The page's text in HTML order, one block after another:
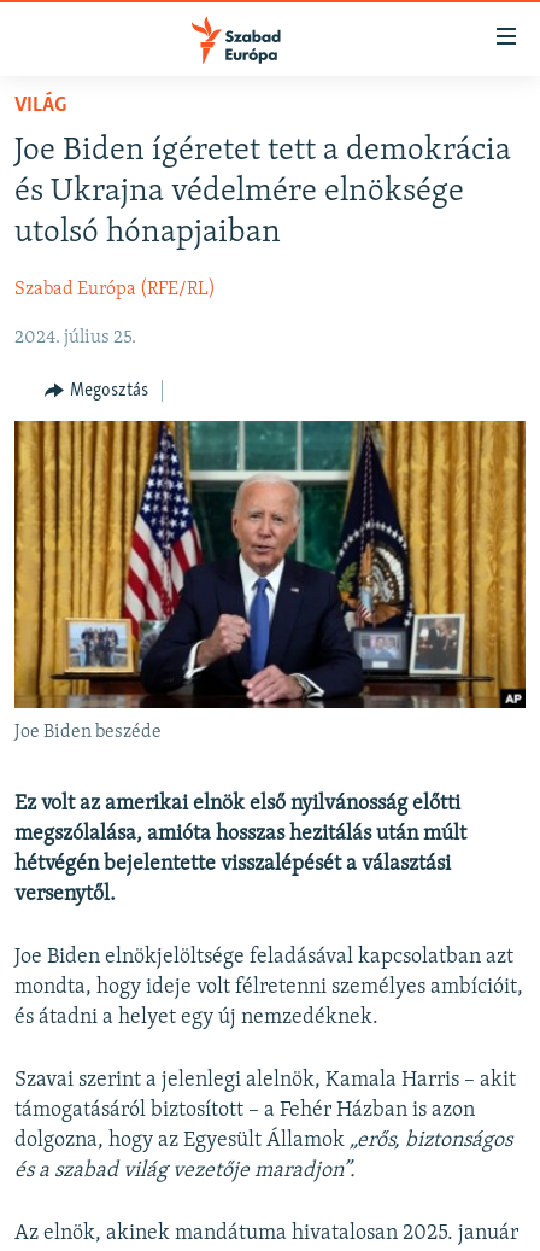
Akadálymentes
Ugrás
oldalra
Ugrás
tartalomjegyzékre
NAPIRENDEN
AKTUÁLIS
PODCASTOK
ELEMZŐ
NER15
SZABADON
TÁRSADALOM
DEMOKRÁCIA
A PÉNZ NYOMÁBAN
EURÓPAI UNIÓ
VILÁG
KLÍMAVÁLTOZÁS
A MÚLT TANULSÁGAI
Valamennyi RFE/RL weboldal
VILÁG
Joe Biden ígéretet tett a demokrácia
és Ukrajna védelmére elnöksége
utolsó hónapjaiban
Szabad Európa (RFE/RL)
2024. július 25.
Megosztás
Joe Biden beszéde
Ez volt az amerikai elnök első nyilvánosság előtti
megszólalása, amióta hosszas hezitálás után múlt
hétvégén bejelentette visszalépését a választási
versenytől.
Joe Biden elnökjelöltsége feladásával kapcsolatban azt
mondta, hogy ideje volt félretenni személyes ambícióit,
és átadni a helyet egy új nemzedéknek.
Szavai szerint a jelenlegi alelnök, Kamala Harris – akit
támogatásáról biztosított – a Fehér Házban is azon
dolgozna, hogy az Egyesült Államok „erős, biztonságos
és a szabad világ vezetője maradjon”.
Az elnök, akinek mandátuma hivatalosan 2025. január
FELIRATKOZÁS
Spotify